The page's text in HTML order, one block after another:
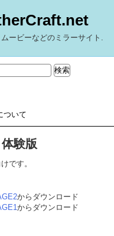
ービーなどのミラーサイト.
ついて
験版
です。
からダウンロード
からダウンロード